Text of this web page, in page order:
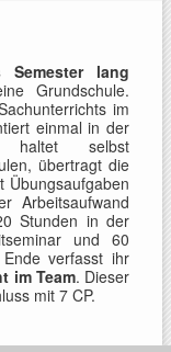
Semester lang
Grundschule.
im
einmal in der
haltet selbst
übertragt die
Übungsaufgaben
Arbeitsaufwand
Stunden in der
und 60
verfasst ihr
im Team. Dieser
mit 7 CP.